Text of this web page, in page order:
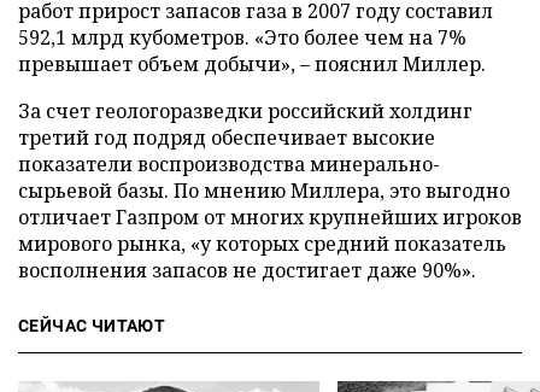
работ прирост запасов газа в 2007 году составил
592,1 млрд кубометров. «Это более чем на 7%
превышает объем добычи», – пояснил Миллер.
За счет геологоразведки российский холдинг
третий год подряд обеспечивает высокие
показатели воспроизводства минерально-
сырьевой базы. По мнению Миллера, это выгодно
отличает Газпром от многих крупнейших игроков
мирового рынка, «у которых средний показатель
восполнения запасов не достигает даже 90%».
СЕЙЧАС ЧИТАЮТ